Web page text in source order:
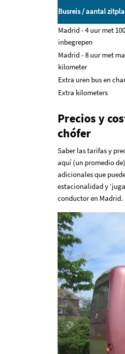
Busreis / aantal
Madrid - 4 uur met
inbegrepen
Madrid - 8 uur met
kilometer
Extra uren bus en
Extra kilometers
Precios y
chófer
Saber las tarifas y
aquí (un promedio
adicionales que
estacionalidad y
conductor en Madrid.